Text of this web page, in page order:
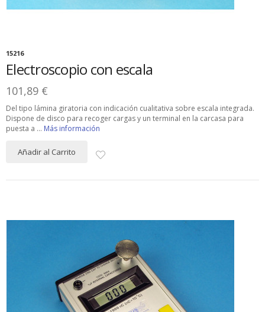
15216
Electroscopio con escala
101,89 €
Del tipo lámina giratoria con indicación cualitativa sobre escala integrada.
Dispone de disco para recoger cargas y un terminal en la carcasa para
puesta a ... Más información
Añadir al Carrito